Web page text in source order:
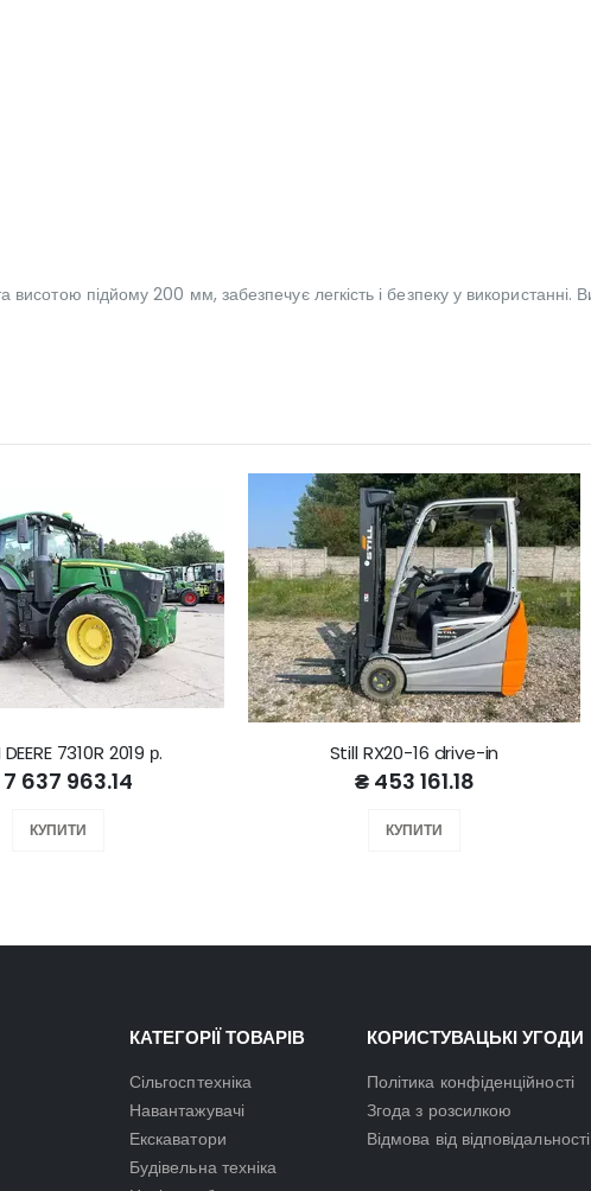
підйому 200 мм, забезпечує легкість і безпеку у використанні.
7310R 2019 р.
637 963.14
КУПИТИ
Still RX20-16 drive-in
₴ 453 161.18
КУПИТИ
КАТЕГОРІЇ ТОВАРІВ
Сільгосптехніка
Навантажувачі
Екскаватори
Будівельна техніка
КОРИСТУВАЦЬКІ УГОДИ
Політика конфіденційності
Згода з розсилкою
Відмова від відповідальності